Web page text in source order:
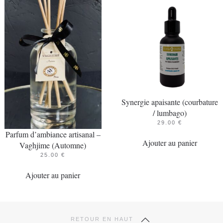
Parfum d’ambiance artisanal –
Vaghjime (Automne)
25.00€
Ajouter au panier
Synergie apaisante (courbature
/ lumbago)
29.00€
Ajouter au panier
RETOUR EN HAUT